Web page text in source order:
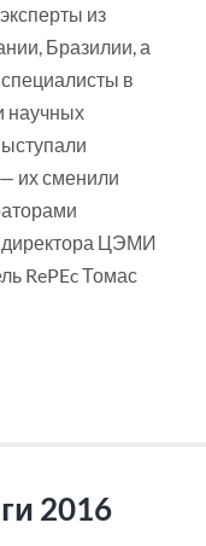
из
Бразилии, а
в
научных
их сменили
директора ЦЭМИ
RePEc Томас
2016